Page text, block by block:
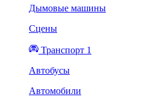
Дымовые машины
Сцены
Транспорт 1
Автобусы
Автомобили